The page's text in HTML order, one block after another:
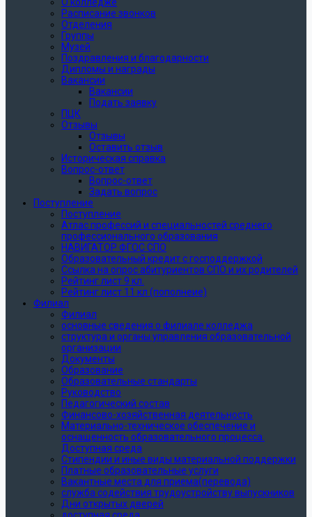
Расписание звонков
Отделения
Группы
Музей
Поздравления и благодарности
Дипломы и награды
Вакансии
Вакансии
Подать заявку
ПЦК
Отзывы
Отзывы
Оставить отзыв
Историческая справка
Вопрос-ответ
Вопрос-ответ
Задать вопрос
Поступление
Поступление
Атлас профессий и специальностей среднего
профессионального образования
НАВИГАТОР ФГОС СПО
Образовательный кредит с господдержкой
Ссылка на опрос абитуриентов СПО и их родителей
Рейтинг лист 9 кл.
Рейтинг лист 11 кл (пополнеие)
Филиал
Филиал
основные сведения о филиале колледжа
структура и органы управления образовательной
организации
Документы
Образование
Образовательные стандарты
Руководство
Педагогический состав
Финансово-хозяйственная деятельность
Материально-техническое обеспечение и
оснащенность образовательного процесса.
Доступная среда
Стипендии и иные виды материальной поддержки
Платные образовательные услуги
Вакантные места для приема(перевода)
служба содействия трудоустройству выпускников
Дни открытых дверей